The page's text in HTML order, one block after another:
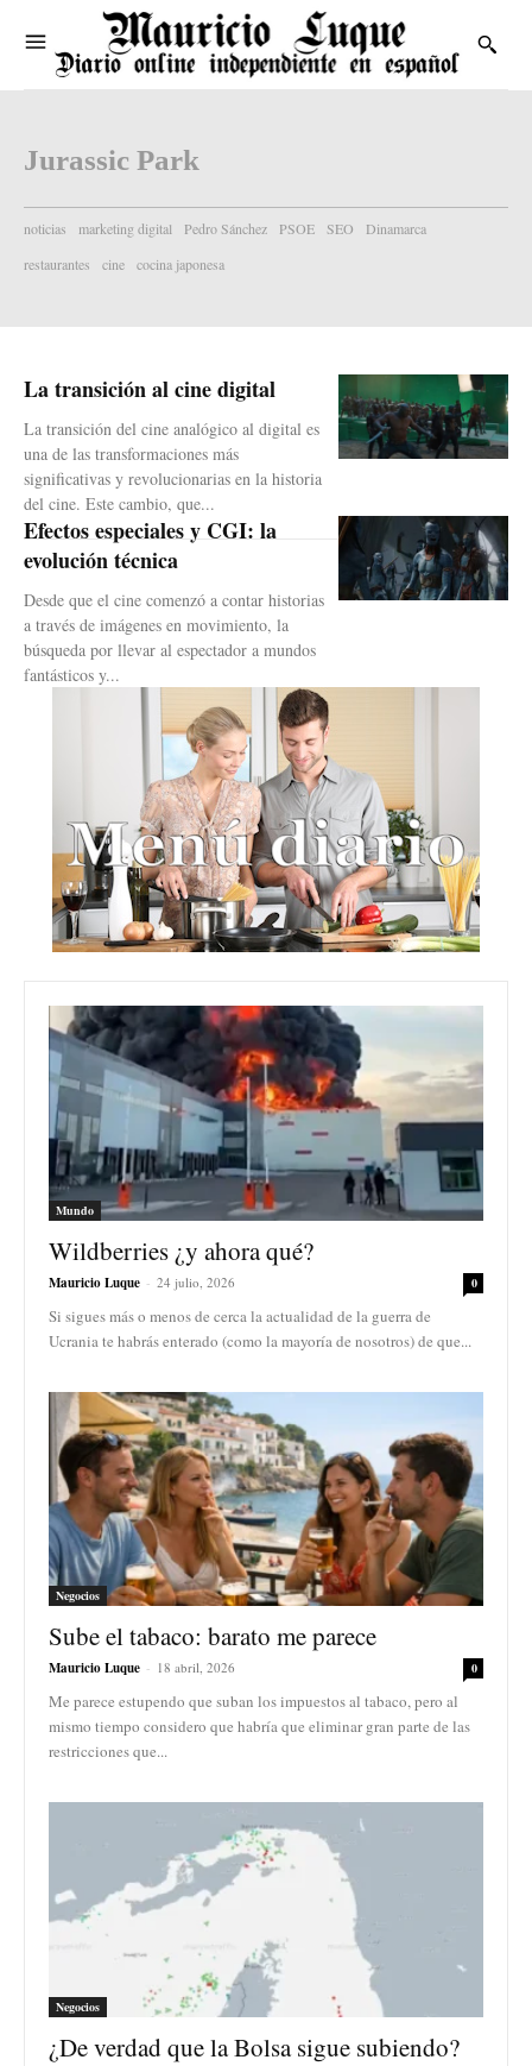
Jurassic Park
noticias marketing digital Pedro Sánchez PSOE SEO
Dinamarca
restaurantes
cine cocina japonesa
La transición al cine digital
La transición del cine analógico al digital es
una de las transformaciones más
significativas y revolucionarias en la historia
del cine. Este cambio, que...
Efectos especiales y CGI: la
evolución técnica
Desde que el cine comenzó a contar historias
a través de imágenes en movimiento, la
búsqueda por llevar al espectador a mundos
fantásticos y...
Mundo
Wildberries ¿y ahora qué?
Mauricio Luque - 24 julio, 2026 0
Si sigues más o menos de cerca la actualidad de la guerra de
Ucrania te habrás enterado (como la mayoría de nosotros) de que...
Negocios
Sube el tabaco: barato me parece
Mauricio Luque - 18 abril, 2026 0
Me parece estupendo que suban los impuestos al tabaco, pero al
mismo tiempo considero que habría que eliminar gran parte de las
restricciones que...
Negocios
¿De verdad que la Bolsa sigue subiendo?